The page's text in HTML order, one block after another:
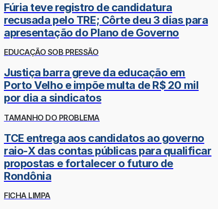
Fúria teve registro de candidatura
recusada pelo TRE; Côrte deu 3 dias para
apresentação do Plano de Governo
EDUCAÇÃO SOB PRESSÃO
Justiça barra greve da educação em
Porto Velho e impõe multa de R$ 20 mil
por dia a sindicatos
TAMANHO DO PROBLEMA
TCE entrega aos candidatos ao governo
raio-X das contas públicas para qualificar
propostas e fortalecer o futuro de
Rondônia
FICHA LIMPA